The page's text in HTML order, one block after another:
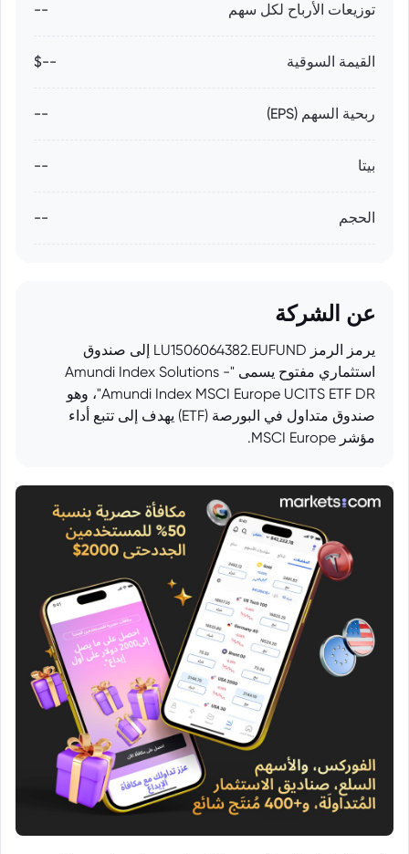
توزيعات الأرباح لكل سهم --
القيمة السوقية --$
ربحية السهم (EPS) --
بيتا --
الحجم --
عن الشركة
يرمز الرمز LU1506064382.EUFUND إلى صندوق
استثماري مفتوح يسمى "Amundi Index Solutions -
Amundi Index MSCI Europe UCITS ETF DR"، وهو
صندوق متداول في البورصة (ETF) يهدف إلى تتبع أداء
مؤشر MSCI Europe.